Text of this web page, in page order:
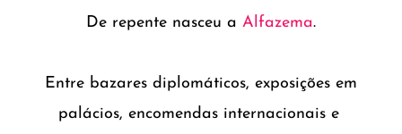
De repente nasceu a Alfazema.
Entre bazares diplomáticos, exposições em
palácios, encomendas internacionais e